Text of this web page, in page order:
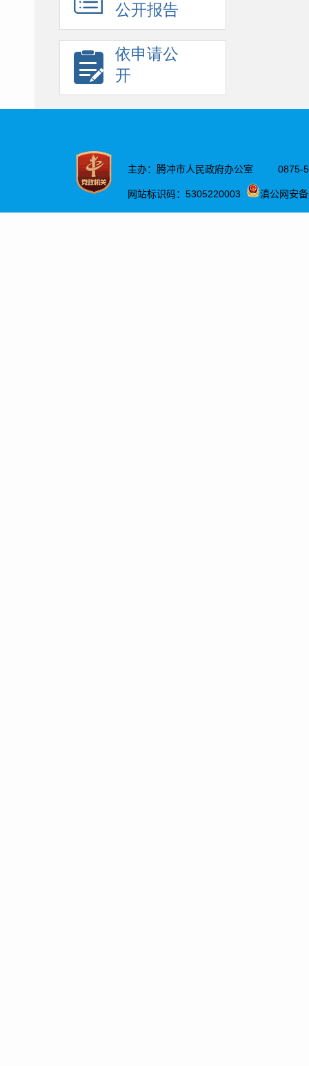
公开报告
依申请公
开